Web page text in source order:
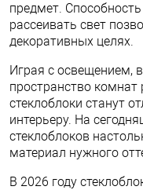
предмет.
рассеивать свет
декоративных целях.
Играя с освещением,
пространство
стеклоблоки станут
интерьеру. На
стеклоблоков
материал нужного
В 2026 году